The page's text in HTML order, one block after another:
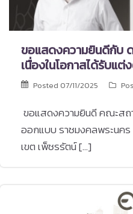
ขอแสดงความยินดีกับ
เนื่องในโอกาสได้รับแต่
Posted 07/11/2025
ขอแสดงความยินดี คณะสถ
ออกแบบ ราชมงคลพระนค
เขต เพ็ชรรัตน์ […]